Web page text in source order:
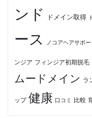
ンド
ドメイン取得
ース
ノコアヘアサポ
ンジア フィンジア初期脱毛
ムードメイン ラ
ップ 健康 口コミ 比較